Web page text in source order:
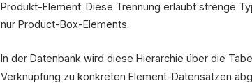
Produkt-Element. Diese Trennung erlaubt strenge
nur Product-Box-Elements.
In der Datenbank wird diese Hierarchie über die
Verknüpfung zu konkreten Element-Datensätzen